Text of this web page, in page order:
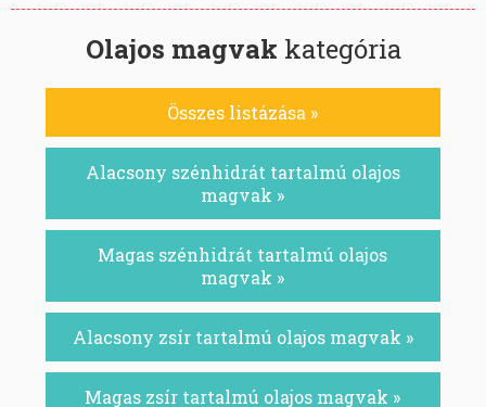
Olajos magvak kategória
Összes listázása »
Alacsony szénhidrát tartalmú olajos
magvak »
Magas szénhidrát tartalmú olajos
magvak »
Alacsony zsír tartalmú olajos magvak »
Magas zsír tartalmú olajos magvak »